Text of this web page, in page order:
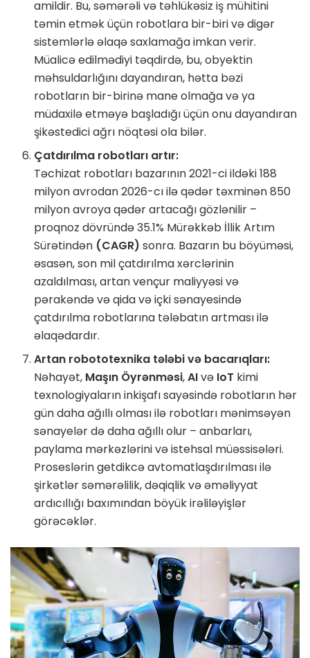
amildir. Bu, səmərəli və təhlükəsiz iş mühitini
təmin etmək üçün robotlara bir-biri və digər
sistemlərlə əlaqə saxlamağa imkan verir.
Müalicə edilmədiyi təqdirdə, bu, obyektin
məhsuldarlığını dayandıran, hətta bəzi
robotların bir-birinə mane olmağa və ya
müdaxilə etməyə başladığı üçün onu dayandıran
şikəstedici ağrı nöqtəsi ola bilər.
Çatdırılma robotları artır:
Təchizat robotları bazarının 2021-ci ildəki 188
milyon avrodan 2026-cı ilə qədər təxminən 850
milyon avroya qədər artacağı gözlənilir –
proqnoz dövründə 35.1% Mürəkkəb İllik Artım
Sürətindən (CAGR) sonra. Bazarın bu böyüməsi,
əsasən, son mil çatdırılma xərclərinin
azaldılması, artan vençur maliyyəsi və
pərakəndə və qida və içki sənayesində
çatdırılma robotlarına tələbatın artması ilə
əlaqədardır.
Artan robototexnika tələbi və bacarıqları:
Nəhayət, Maşın Öyrənməsi,AIvə IoT kimi
texnologiyaların inkişafı sayəsində robotların hər
gün daha ağıllı olması ilə robotları mənimsəyən
sənayelər də daha ağıllı olur – anbarları,
paylama mərkəzlərini və istehsal müəssisələri.
Proseslərin getdikcə avtomatlaşdırılması ilə
şirkətlər səmərəlilik, dəqiqlik və əməliyyat
ardıcıllığı baxımından böyük irəliləyişlər
görəcəklər.